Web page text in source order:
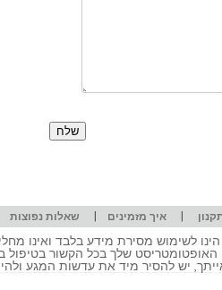
|איך מזמינים | שאלות נפוצות
לשימוש מסירת מידע בלבד ואינו
האופטומטריסט שלך בכל הקשור
יש להסיר מיד את עדשות המגע